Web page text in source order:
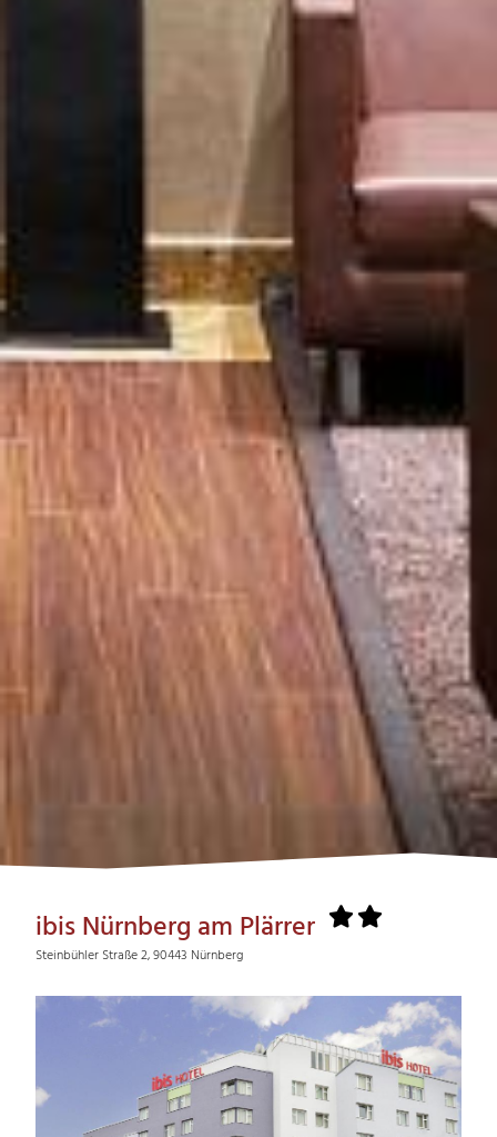
ibis Nürnberg am Plärrer
Steinbühler Straße 2, 90443 Nürnberg